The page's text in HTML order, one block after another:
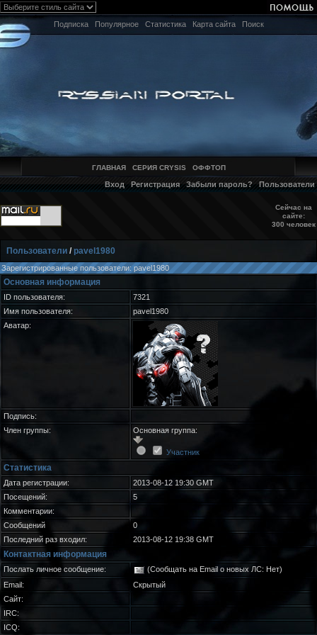
Подписка Популярное Статистика Карта сайта Поиск
ГЛАВНАЯ СЕРИЯ CRYSIS ОФФТОП
Вход Регистрация Забыли пароль? Пользователи
Сейчас на
сайте:
300 человек
Пользователи / pavel1980
Зарегистрированные пользователи: pavel1980
Основная информация
ID пользователя:
7321
Имя пользователя:
pavel1980
Аватар:
Подпись:
Член группы:
Основная группа:
Участник
Статистика
Дата регистрации:
2013-08-12 19:30 GMT
Посещений:
5
Комментарии:
Сообщений
0
Последний раз входил:
2013-08-12 19:38 GMT
Контактная информация
Послать личное сообщение:
(Сообщать на Email о новых ЛС: Нет)
Email:
Скрытый
Сайт:
IRC:
ICQ: